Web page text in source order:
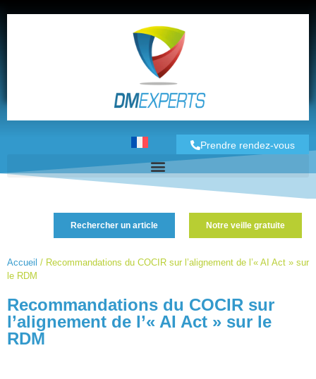
Prendre rendez-vous
Accueil / Recommandations du COCIR sur l’alignement de l’« AI Act » sur
le RDM
Recommandations du COCIR sur
l’alignement de l’« AI Act » sur le
RDM
Rechercher un article Notre veille gratuite